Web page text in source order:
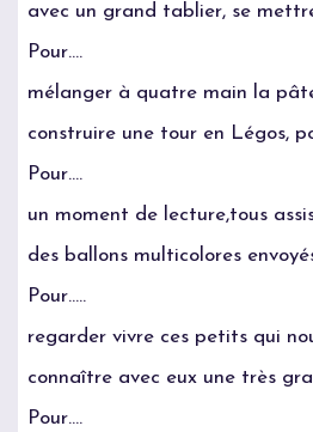
avec un grand tablier, se
Pour….
mélanger à quatre main la
construire une tour en Légos,
Pour….
un moment de lecture,tous
des ballons multicolores
Pour…..
regarder vivre ces petits qui
connaître avec eux une très
Pour….